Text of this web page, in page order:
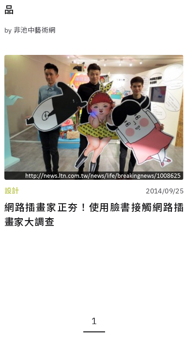
品
by 非池中藝術網
設計 2014/09/25
網路插畫家正夯！使用臉書接觸網路插
畫家大調查
1